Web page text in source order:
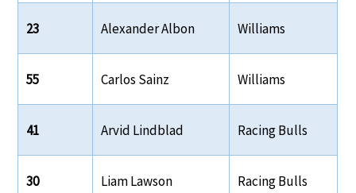
23 Alexander Albon Williams
55 Carlos Sainz Williams
41 Arvid Lindblad Racing Bulls
30 Liam Lawson Racing Bulls